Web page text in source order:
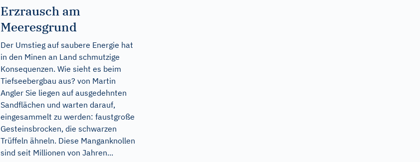
Erzrausch am
Meeresgrund
Der Umstieg auf saubere Energie hat
in den Minen an Land schmutzige
Konsequenzen. Wie sieht es beim
Tiefseebergbau aus? von Martin
Angler Sie liegen auf ausgedehnten
Sandflächen und warten darauf,
eingesammelt zu werden: faustgroße
Gesteinsbrocken, die schwarzen
Trüffeln ähneln. Diese Manganknollen
sind seit Millionen von Jahren...